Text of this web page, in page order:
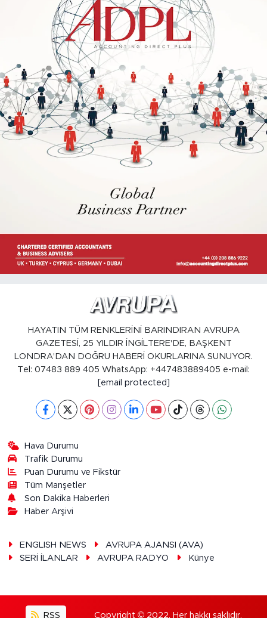
HAYATIN TÜM RENKLERİNİ BARINDIRAN AVRUPA
GAZETESİ, 25 YILDIR İNGİLTERE'DE, BAŞKENT
LONDRA'DAN DOĞRU HABERİ OKURLARINA SUNUYOR.
Tel: 07483 889 405 WhatsApp: +447483889405 e-mail:
[email protected]
Hava Durumu
Trafik Durumu
Puan Durumu ve Fikstür
Tüm Manşetler
Son Dakika Haberleri
Haber Arşivi
ENGLISH NEWS
AVRUPA AJANSI (AVA)
SERİ İLANLAR
AVRUPA RADYO Künye
RSS Copyright © 2022. Her hakkı saklıdır.